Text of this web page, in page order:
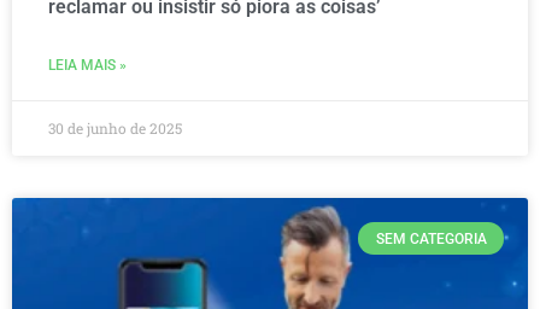
reclamar ou insistir só piora as coisas’
LEIA MAIS »
30 de junho de 2025
SEM CATEGORIA